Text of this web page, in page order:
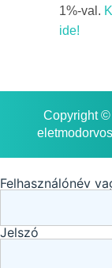
1%-val.
ide!
Copyright
Felhasználónév
Jelszó